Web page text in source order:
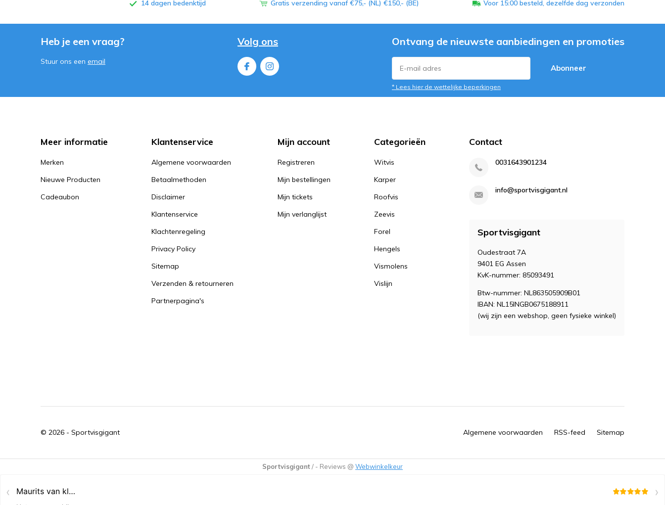
14 dagen bedenktijd Gratis verzending vanaf €75,- (NL) €150,- (BE) Voor 15:00 besteld, dezelfde dag verzonden
Heb je een vraag?
Stuur ons een email
Volg ons Ontvang de nieuwste aanbiedingen en promoties
Abonneer
* Lees hier de wettelijke beperkingen
Meer informatie
Merken
Nieuwe Producten
Cadeaubon
Klantenservice
Algemene voorwaarden
Betaalmethoden
Disclaimer
Klantenservice
Klachtenregeling
Privacy Policy
Sitemap
Verzenden & retourneren
Partnerpagina's
Mijn account
Registreren
Mijn bestellingen
Mijn tickets
Mijn verlanglijst
Categorieën
Witvis
Karper
Roofvis
Zeevis
Forel
Hengels
Vismolens
Vislijn
Contact
0031643901234
info@sportvisgigant.nl
Sportvisgigant
Oudestraat 7A
9401 EG Assen
KvK-nummer: 85093491
Btw-nummer: NL863505909B01
IBAN: NL15INGB0675188911
(wij zijn een webshop, geen fysieke winkel)
© 2026 - Sportvisgigant Algemene voorwaarden RSS-feed Sitemap
Sportvisgigant/ - Reviews @ Webwinkelkeur